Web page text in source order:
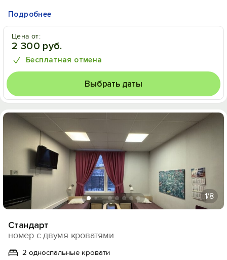
Подробнее
Цена от:
2 300 руб.
Бесплатная отмена
Выбрать даты
1/8
Стандарт
номер с двумя кроватями
2 односпальные кровати